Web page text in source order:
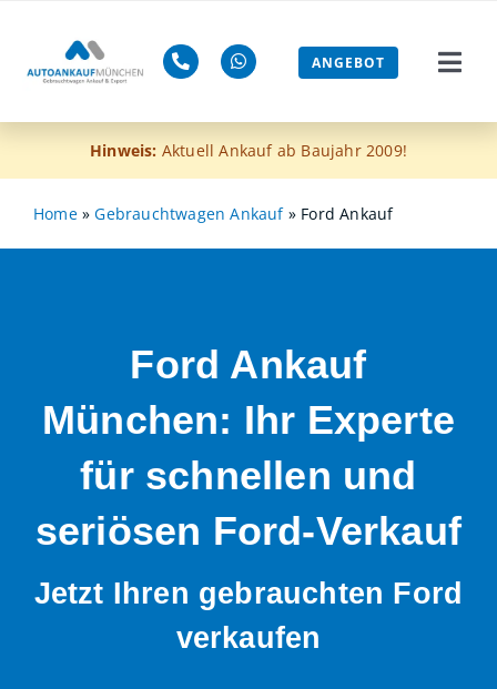
springen
ANGEBOT
ohne
Hinweis: Aktuell Ankauf ab Baujahr 2009!
Home»Gebrauchtwagen Ankauf» Ford Ankauf
Ford Ankauf
München: Ihr Experte
für schnellen und
seriösen Ford-Verkauf
Jetzt Ihren gebrauchten Ford
verkaufen